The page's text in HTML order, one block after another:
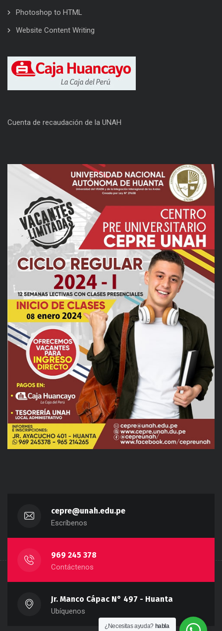
Photoshop to HTML
Website Content Writing
Cuenta de recaudación de la UNAH
cepre@unah.edu.pe
Escríbenos
969 245 378
Contáctenos
Jr. Manco Cápac N° 497 - Huanta
Ubíquenos
¿Necesitas ayuda? habla